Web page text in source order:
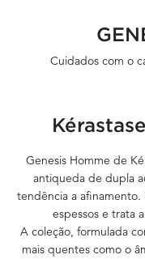
Cuidados com o
Genesis Homme de
antiqueda de dupla
tendência a afinamento.
espessos e trata
A coleção, formulada
mais quentes como o